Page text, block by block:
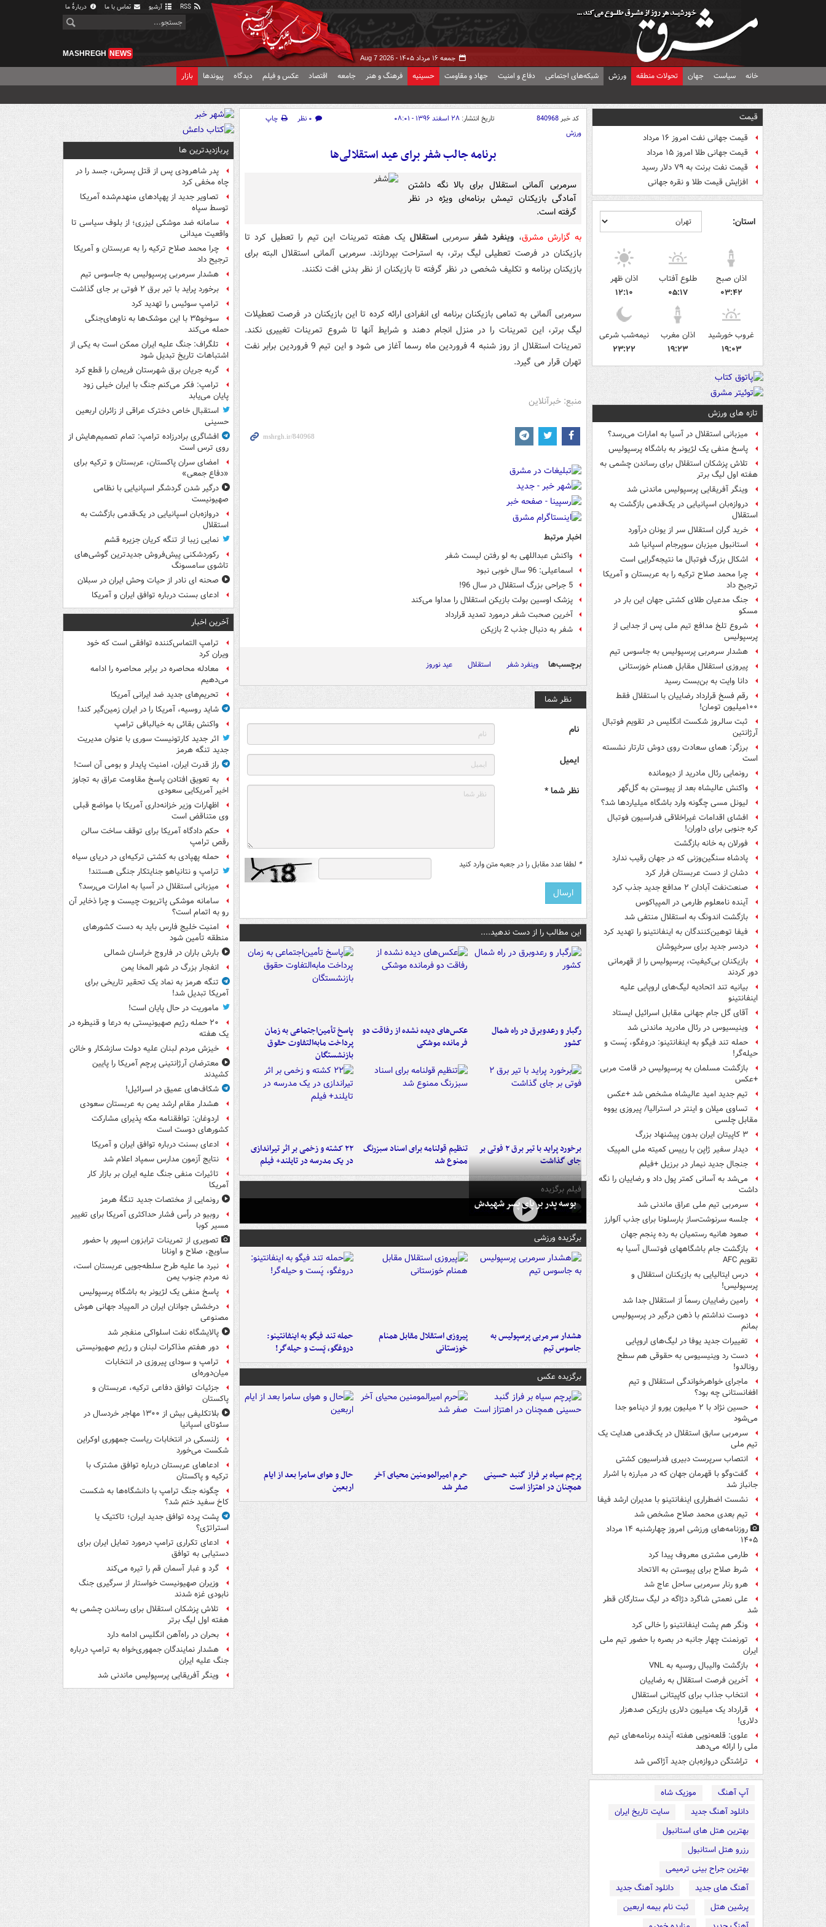
آرشیو تماس با ما دربارهٔ ما
جمعه ۱۶ مرداد ۱۴۰۵ - Aug 7 2026
MASHREGH NEWS
خانه سیاست جهان تحولات منطقه ورزش شبکه‌های اجتماعی دفاع و امنیت جهاد و مقاومت حسینیه فرهنگ و هنر جامعه اقتصاد عکس و فیلم دیدگاه پیوندها بازار
قیمت
قیمت جهانی نفت امروز ۱۶ مرداد
قیمت جهانی طلا امروز ۱۵ مرداد
قیمت نفت برنت به ۷۹ دلار رسید
افزایش قیمت طلا و نقره جهانی
استان:
اذان صبح
۰۳:۴۲
طلوع آفتاب
۰۵:۱۷
اذان ظهر
۱۲:۱۰
غروب خورشید
۱۹:۰۳
اذان مغرب
۱۹:۲۳
نیمه‌شب شرعی
۲۳:۲۲
تازه های ورزش
میزبانی استقلال در آسیا به امارات می‌رسد؟
پاسخ منفی یک لژیونر به باشگاه پرسپولیس
تلاش پزشکان استقلال برای رساندن چشمی به
هفته اول لیگ برتر
وینگر آفریقایی پرسپولیس ماندنی شد
دروازه‌بان اسپانیایی در یک‌قدمی بازگشت به
استقلال
خرید گران استقلال سر از یونان درآورد
استانبول میزبان سوپرجام اسپانیا شد
اشکال بزرگ فوتبال ما نتیجه‌گرایی است
چرا محمد صلاح ترکیه را به عربستان و آمریکا
ترجیح داد
جنگ مدعیان طلای کشتی جهان این بار در
مسکو
شروع تلخ مدافع تیم ملی پس از جدایی از
پرسپولیس
هشدار سرمربی پرسپولیس به جاسوس تیم
پیروزی استقلال مقابل همنام خوزستانی
دانا وایت به بن‌بست رسید
رقم فسخ قرارداد رضاییان با استقلال فقط
۱۰۰میلیون تومان!
ثبت سالروز شکست انگلیس در تقویم فوتبال
آرژانتین
برزگر: همای سعادت روی دوش تارتار نشسته
است
رونمایی رئال مادرید از دیومانده
واکنش عالیشاه بعد از پیوستن به گل‌گهر
لیونل مسی چگونه وارد باشگاه میلیاردها شد؟
افشای اقدامات غیراخلاقی فدراسیون فوتبال
کره جنوبی برای داوران!
فورلان به خانه بازگشت
پادشاه سنگین‌وزنی که در جهان رقیب ندارد
دشان از دست عربستان فرار کرد
صنعت‌نفت آبادان ۲ مدافع جدید جذب کرد
آینده نامعلوم طارمی در المپیاکوس
بازگشت اندونگ به استقلال منتفی شد
فیفا توهین‌کنندگان به اینفانتینو را تهدید کرد
دردسر جدید برای سرخپوشان
بازیکنان بی‌کیفیت، پرسپولیس را از قهرمانی
دور کردند
بیانیه تند اتحادیه لیگ‌های اروپایی علیه
اینفانتینو
آقای گل جام جهانی مقابل اسرائیل ایستاد
وینیسیوس در رئال مادرید ماندنی شد
حمله تند فیگو به اینفانتینو: دروغگو، پَست‌ و
حیله‌گر!
بازگشت مسلمان به پرسپولیس در قامت مربی
+عکس
تیم جدید امید عالیشاه مشخص شد +عکس
تساوی میلان و اینتر در استرالیا/ پیروزی یووه
مقابل چلسی
۳ کاپیتان ایران بدون پیشنهاد بزرگ
دیدار سفیر ژاپن با رییس کمیته ملی المپیک
جنجال جدید نیمار در برزیل +فیلم
می‌شد به آسانی کمتر پول داد و رضاییان را نگه
داشت
سرمربی تیم ملی عراق ماندنی شد
جلسه سرنوشت‌ساز بارسلونا برای جذب آلوارز
صعود هانیه رستمیان به رده پنجم جهان
بازگشت جام باشگاههای فوتسال آسیا به
تقویم AFC
درس ایتالیایی‌ به بازیکنان استقلال و
پرسپولیس!
رامین رضاییان رسماً از استقلال جدا شد
دوست نداشتم با ذهن درگیر در پرسپولیس
بمانم
تغییرات جدید یوفا در لیگ‌های اروپایی
دست رد وینیسیوس به حقوقی هم سطح
رونالدو!
ماجرای خواهرخواندگی استقلال و تیم
افغانستانی چه بود؟
حسین نژاد با ۲ میلیون یورو از دینامو جدا
می‌شود
سرمربی سابق استقلال در یک‌قدمی هدایت یک
تیم ملی
انتصاب سرپرست دبیری فدراسیون کشتی
گفت‌وگو با قهرمان جهان که در مبارزه با اشرار
جانباز شد
نشست اضطراری اینفانتینو با مدیران ارشد فیفا
تیم بعدی محمد صلاح مشخص شد
روزنامه‌های ورزشی امروز چهارشنبه ۱۴ مرداد
۱۴۰۵
طارمی مشتری معروف پیدا کرد
شرط صلاح برای پیوستن به الاتحاد
هرو رنار سرمربی ساحل عاج شد
علی نعمتی شاگرد دژاگه در لیگ ستارگان قطر
شد
ونگر هم پشت اینفانتینو را خالی کرد
تورنمنت چهار جانبه در بصره با حضور تیم ملی
ایران
بازگشت والیبال روسیه به VNL
آخرین فرصت استقلال به رضاییان
انتخاب جذاب برای کاپیتانی استقلال
قرارداد یک میلیون دلاری بازیکن صدهزار
دلاری!
علوی: قلعه‌نویی هفته آینده برنامه‌های تیم
ملی را ارائه می‌دهد
تراِشتگن دروازه‌بان جدید آژاکس شد
آپ آهنگ
موزیک شاه
دانلود آهنگ جدید
سایت تاریخ ایران
بهترین هتل های استانبول
رزرو هتل استانبول
بهترین جراح بینی ترمیمی
آهنگ های جدید
دانلود آهنگ جدید
پرشین هتل
ثبت نام بیمه اربعین
کد خبر840968 تاریخ انتشار: ۲۸ اسفند ۱۳۹۶ - ۰۸:۰۱ ۰ نظر
چاپ
ورزش
برنامه جالب شفر برای عید استقلالی‌ها
سرمربی آلمانی استقلال برای بالا نگه داشتن
آمادگی بازیکنان تیمش برنامه‌ای ویژه در نظر
گرفته است.
به گزارش مشرق، وینفرد شفرسرمربی استقلال یک هفته تمرینات این تیم را تعطیل کرد تا
بازیکنان در فرصت تعطیلی لیگ برتر، به استراحت بپردازند. سرمربی آلمانی استقلال البته برای
بازیکنان برنامه و تکلیف شخصی در نظر گرفته تا بازیکنان از نظر بدنی افت نکنند.
سرمربی آلمانی به تمامی بازیکنان برنامه ای انفرادی ارائه کرده تا این بازیکنان در فرصت تعطیلات
لیگ برتر، این تمرینات را در منزل انجام دهند و شرایط آنها تا شروع تمرینات تغییری نکند.
تمرینات استقلال از روز شنبه 4 فروردین ماه رسما آغاز می شود و این تیم 9 فروردین برابر نفت
تهران قرار می گیرد.
منبع: خبرآنلاین
اخبار مرتبط
واکنش عبداللهی به لو رفتن لیست شفر
اسماعیلی: 96 سال خوبی نبود
5 جراحی بزرگ استقلال در سال 96!
پزشک اوسین بولت بازیکن استقلال را مداوا می‌کند
آخرین صحبت شفر درمورد تمدید قرارداد
شفر به دنبال جذب 2 بازیکن
برچسب‌ها وینفرد شفر استقلال عید نوروز
نظر شما
نام
ایمیل
نظر شما *
* لطفا عدد مقابل را در جعبه متن وارد کنید
این مطالب را از دست ندهید....
رگبار و رعدوبرق در راه شمال
کشور
عکس‌های دیده نشده از رفاقت دو
فرمانده‌ موشکی
پاسخ تأمین‌اجتماعی به زمان
پرداخت مابه‌التفاوت حقوق
بازنشستگان
برخورد پراید با تیر برق ۲ فوتی بر
جای گذاشت
تنظیم قولنامه برای اسناد سبزرنگ
ممنوع شد
۲۲ کشته و زخمی بر اثر تیراندازی
در یک مدرسه در تایلند+ فیلم
فیلم برگزیده
بوسه‌ پدر بر پای پسر شهیدش
برگزیده ورزشی
هشدار سرمربی پرسپولیس به
جاسوس تیم
پیروزی استقلال مقابل همنام
خوزستانی
حمله تند فیگو به اینفانتینو:
دروغگو، پَست‌ و حیله‌گر!
برگزیده عکس
پرچم سیاه بر فراز گنبد حسینی
همچنان در اهتزاز است
حرم امیرالمومنین محیای آخر
صفر شد
حال و هوای سامرا بعد از ایام
اربعین
پربازدیدترین ها
پدر شاهرودی پس از قتل پسرش، جسد را در
چاه مخفی کرد
تصاویر جدید از پهپادهای منهدم‌شده آمریکا
توسط سپاه
سامانه ضد موشکی لیزری؛ از بلوف سیاسی تا
واقعیت میدانی
چرا محمد صلاح ترکیه را به عربستان و آمریکا
ترجیح داد
هشدار سرمربی پرسپولیس به جاسوس تیم
برخورد پراید با تیر برق ۲ فوتی بر جای گذاشت
ترامپ سوئیس را تهدید کرد
سوخو۳۵ با این موشک‌ها به ناوهای‌جنگی
حمله می‌کند
تلگراف: جنگ علیه ایران ممکن است به یکی از
اشتباهات تاریخ تبدیل شود
گربه جریان برق شهرستان فریمان را قطع کرد
ترامپ: فکر می‌کنم جنگ با ایران خیلی زود
پایان می‌یابد
استقبال خاص دخترک عراقی از زائران اربعین
حسینی
افشاگری برادرزاده ترامپ: تمام تصمیم‌هایش از
روی ترس است
امضای سران پاکستان، عربستان و ترکیه برای
«دفاع جمعی»
درگیر شدن گردشگر اسپانیایی با نظامی
صهیونیست
دروازه‌بان اسپانیایی در یک‌قدمی بازگشت به
استقلال
نمایی زیبا از تنگه کریان جزیره قشم
رکوردشکنی پیش‌فروش جدیدترین گوشی‌های
تاشوی سامسونگ
صحنه ای نادر از حیات وحش ایران در سبلان
ادعای بسنت درباره توافق ایران و آمریکا
آخرین اخبار
ترامپ التماس‌کننده توافقی است که خود
ویران کرد
معادله محاصره در برابر محاصره را ادامه
می‌دهیم
تحریم‌های جدید ضد ایرانی آمریکا
شاید روسیه، آمریکا را در ایران زمین‌گیر کند!
واکنش بقائی به خیالبافی ترامپ
اثر جدید کارتونیست سوری با عنوان مدیریت
جدید تنگه هرمز
راز قدرت ایران، امنیت پایدار و بومی آن است!
به تعویق افتادن پاسخ مقاومت عراق به تجاوز
اخیر آمریکایی سعودی
اظهارات وزیر خزانه‌داری آمریکا با مواضع قبلی
وی متناقض است
حکم دادگاه آمریکا برای توقف ساخت سالن
رقص ترامپ
حمله پهپادی به کشتی ترکیه‌ای در دریای سیاه
ترامپ و نتانیاهو جنایتکار جنگی هستند!
میزبانی استقلال در آسیا به امارات می‌رسد؟
سامانه موشکی پاتریوت چیست و چرا ذخایر آن
رو به اتمام است؟
امنیت خلیج فارس باید به دست کشورهای
منطقه تأمین شود
بارش باران در فاروج خراسان شمالی
انفجار بزرگ در شهر المخا یمن
تنگه هرمز به نماد یک تحقیر تاریخی برای
آمریکا تبدیل شد!
ماموریت در حال پایان است!
۲۰ حمله رژیم صهیونیستی به درعا و قنیطره در
یک هفته
خیزش مردم لبنان علیه دولت سازشکار و خائن
معترضان آرژانتینی پرچم آمریکا را پایین
کشیدند
شکاف‌های عمیق در اسرائیل!
هشدار مقام ارشد یمن به عربستان سعودی
اردوغان: توافقنامه مکه پذیرای مشارکت
کشورهای دوست است
ادعای بسنت درباره توافق ایران و آمریکا
نتایج آزمون مدارس سمپاد اعلام شد
تاثیرات منفی جنگ علیه ایران بر بازار کار
آمریکا
رونمایی از مختصات جدید تنگۀ هرمز
روبیو در رأس فشار حداکثری آمریکا برای تغییر
مسیر کوبا
تصویری از تمرینات ترابزون اسپور با حضور
ساویچ، صلاح و اونانا
نبرد ما علیه طرح سلطه‌جویی عربستان است،
نه مردم جنوب یمن
پاسخ منفی یک لژیونر به باشگاه پرسپولیس
درخشش جوانان ایران در المپیاد جهانی هوش
مصنوعی
پالایشگاه نفت اسلواکی منفجر شد
دور هفتم مذاکرات لبنان و رژیم صهیونیستی
ترامپ و سودای پیروزی در انتخابات
میان‌دوره‌ای
جزئیات توافق دفاعی ترکیه، عربستان و
پاکستان
بلاتکلیفی بیش از ۱۳۰۰ مهاجر خردسال در
سئوتای اسپانیا
زلنسکی در انتخابات ریاست جمهوری اوکراین
شکست می‌خورد
ادعاهای عربستان درباره توافق مشترک با
ترکیه و پاکستان
چگونه جنگ ترامپ با دانشگاه‌ها به شکست
کاخ سفید ختم شد؟
پشت پرده توافق جدید ایران؛ تاکتیک یا
استراتژی؟
ادعای تکراری ترامپ درمورد تمایل ایران برای
دستیابی به توافق
گرد و غبار آسمان قم را تیره می‌کند
وزیران صهیونیست خواستار از سرگیری جنگ
نابودی غزه شدند
تلاش پزشکان استقلال برای رساندن چشمی به
هفته اول لیگ برتر
بحران در راه‌آهن انگلیس ادامه دارد
هشدار نمایندگان جمهوری‌خواه به ترامپ درباره
جنگ علیه ایران
وینگر آفریقایی پرسپولیس ماندنی شد